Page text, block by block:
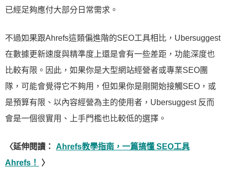
已經足夠應付大部分日常需求。
不過如果跟Ahrefs這類偏進階的SEO工具相比，Ubersuggest
在數據更新速度與精準度上還是會有一些差距，功能深度也
比較有限。因此，如果你是大型網站經營者或專業SEO團
隊，可能會覺得它不夠用，但如果你是剛開始接觸SEO，或
是預算有限、以內容經營為主的使用者，Ubersuggest 反而
會是一個很實用、上手門檻也比較低的選擇。
〈延伸閱讀：
Ahrefs教學指南，一篇搞懂 SEO工具
Ahrefs！
〉